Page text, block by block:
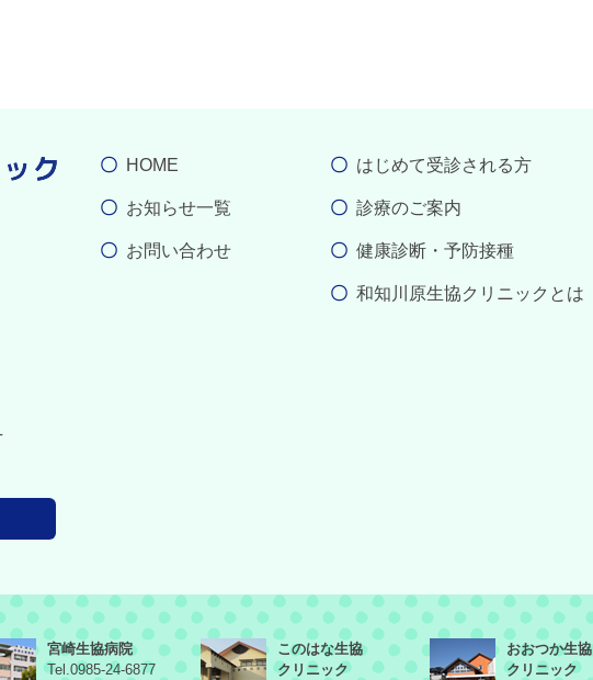
HOME
お知らせ一覧
お問い合わせ
はじめて受診される方
診療のご案内
健康診断・予防接種
和知川原生協クリニックとは
宮崎生協病院
Tel.0985-24-6877
このはな生協
クリニック
おおつか生協
クリニック